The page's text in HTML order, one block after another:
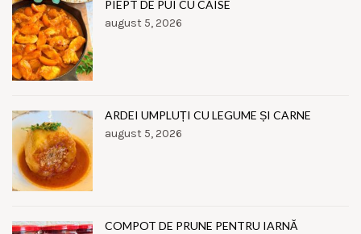
PIEPT DE PUI CU CAISE
august 5, 2026
ARDEI UMPLUȚI CU LEGUME ȘI CARNE
august 5, 2026
COMPOT DE PRUNE PENTRU IARNĂ